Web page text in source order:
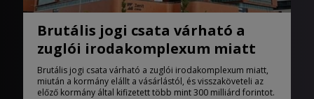
Brutális jogi csata várható a
zuglói irodakomplexum miatt
Brutális jogi csata várható a zuglói irodakomplexum miatt,
miután a kormány elállt a vásárlástól, és visszaköveteli az
előző kormány által kifizetett több mint 300 milliárd forintot.